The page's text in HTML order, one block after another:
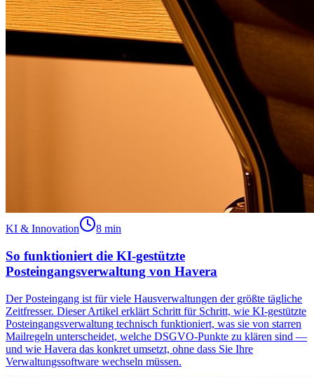
KI & Innovation 8 min
So funktioniert die KI-gestützte
Posteingangsverwaltung von Havera
Der Posteingang ist für viele Hausverwaltungen der größte tägliche
Zeitfresser. Dieser Artikel erklärt Schritt für Schritt, wie KI-gestützte
Posteingangsverwaltung technisch funktioniert, was sie von starren
Mailregeln unterscheidet, welche DSGVO-Punkte zu klären sind —
und wie Havera das konkret umsetzt, ohne dass Sie Ihre
Verwaltungssoftware wechseln müssen.